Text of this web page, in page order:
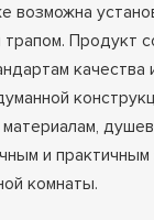
возможна
Продукт
качества
и
комнаты.